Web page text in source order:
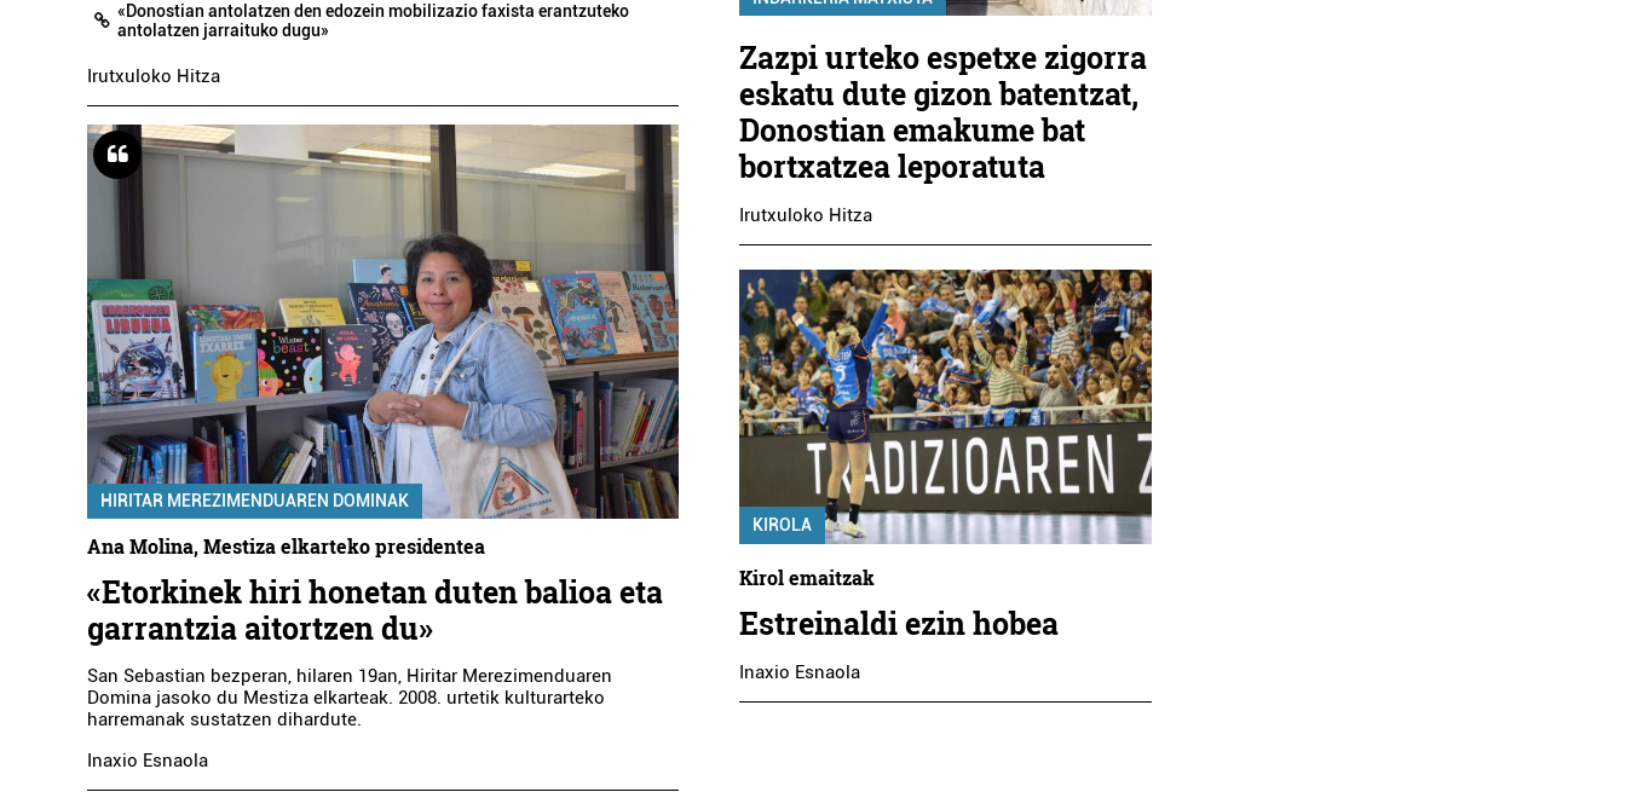
«Donostian antolatzen den edozein mobilizazio faxista erantzuteko
antolatzen jarraituko dugu»
Irutxuloko Hitza
HIRITAR MEREZIMENDUAREN DOMINAK
Ana Molina, Mestiza elkarteko presidentea
«Etorkinek hiri honetan duten balioa eta
garrantzia aitortzen du»
San Sebastian bezperan, hilaren 19an, Hiritar Merezimenduaren
Domina jasoko du Mestiza elkarteak. 2008. urtetik kulturarteko
harremanak sustatzen dihardute.
Inaxio Esnaola
Zazpi urteko espetxe zigorra
eskatu dute gizon batentzat,
Donostian emakume bat
bortxatzea leporatuta
Irutxuloko Hitza
KIROLA
Kirol emaitzak
Estreinaldi ezin hobea
Inaxio Esnaola